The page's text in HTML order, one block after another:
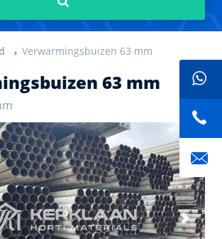
Verwarmingsbuizen 63 mm
63 mm